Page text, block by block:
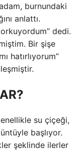
adam, burnundaki
anlattı.
dedi.
Bir şişe
hatırlıyorum”
su çiçeği,
başlıyor.
şeklinde ilerler